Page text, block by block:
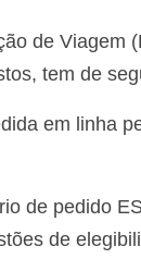
de Viagem
tem de
em linha
de pedido
de